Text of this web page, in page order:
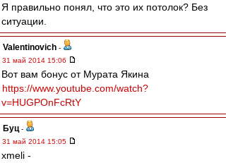
Я правильно понял, что это их потолок? Без
ситуации.
Valentinovich -
31 май 2014 15:06
Вот вам бонус от Мурата Якина
https://www.youtube.com/watch?
v=HUGPOnFcRtY
Буц -
31 май 2014 15:05
xmeli -